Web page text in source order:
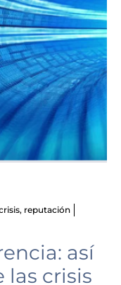
, reputación
así
las crisis